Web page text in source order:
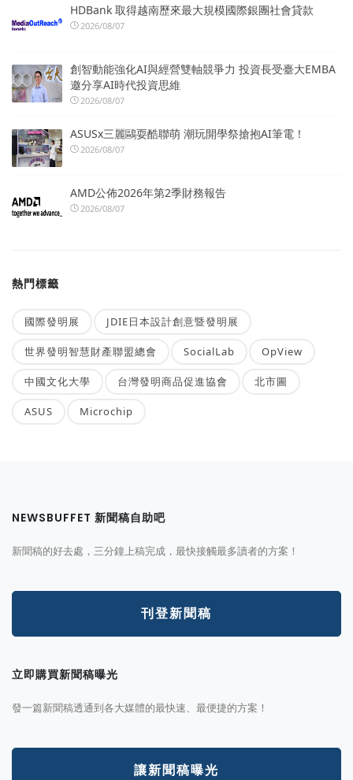
HDBank 取得越南歷來最大規模國際銀團社會貸款
2026/08/07
創智動能強化AI與經營雙軸競爭力 投資長受臺大EMBA
邀分享AI時代投資思維
2026/08/07
ASUSx三麗鷗耍酷聯萌 潮玩開學祭搶抱AI筆電！
2026/08/07
AMD公佈2026年第2季財務報告
2026/08/07
熱門標籤
國際發明展 JDIE日本設計創意暨發明展
世界發明智慧財產聯盟總會 SocialLab OpView
中國文化大學 台灣發明商品促進協會 北市圖
ASUS Microchip
NEWSBUFFET 新聞稿自助吧
新聞稿的好去處，三分鐘上稿完成，最快接觸最多讀者的方案！
刊登新聞稿
立即購買新聞稿曝光
發一篇新聞稿透通到各大媒體的最快速、最便捷的方案！
讓新聞稿曝光